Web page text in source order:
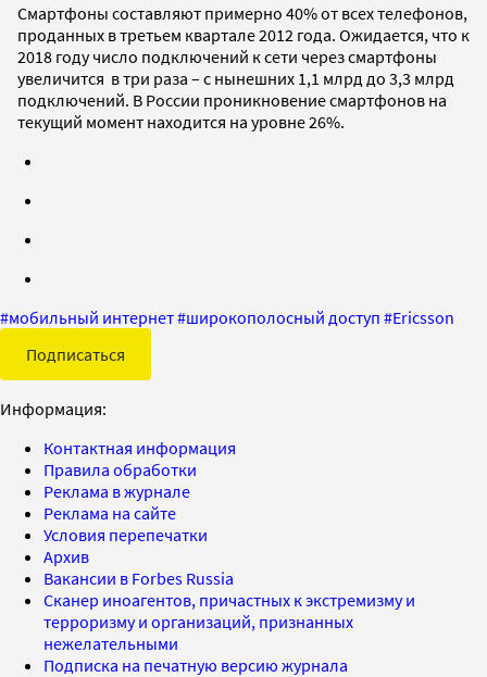
Смартфоны составляют примерно 40% от всех телефонов,
проданных в третьем квартале 2012 года. Ожидается, что к
2018 году число подключений к сети через смартфоны
увеличится в три раза – с нынешних 1,1 млрд до 3,3 млрд
подключений. В России проникновение смартфонов на
текущий момент находится на уровне 26%.
#мобильный интернет#широкополосный доступ #Ericsson
Подписаться
Информация:
Контактная информация
Правила обработки
Реклама в журнале
Реклама на сайте
Условия перепечатки
Архив
Вакансии в Forbes Russia
Сканер иноагентов, причастных к экстремизму и
терроризму и организаций, признанных
нежелательными
Подписка на печатную версию журнала